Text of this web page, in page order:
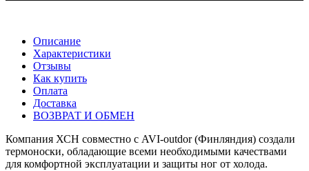
Описание
Характеристики
Отзывы
Как купить
Оплата
Доставка
ВОЗВРАТ И ОБМЕН
Компания ХСН совместно с AVI-outdor (Финляндия) создали
термоноски, обладающие всеми необходимыми качествами
для комфортной эксплуатации и защиты ног от холода.